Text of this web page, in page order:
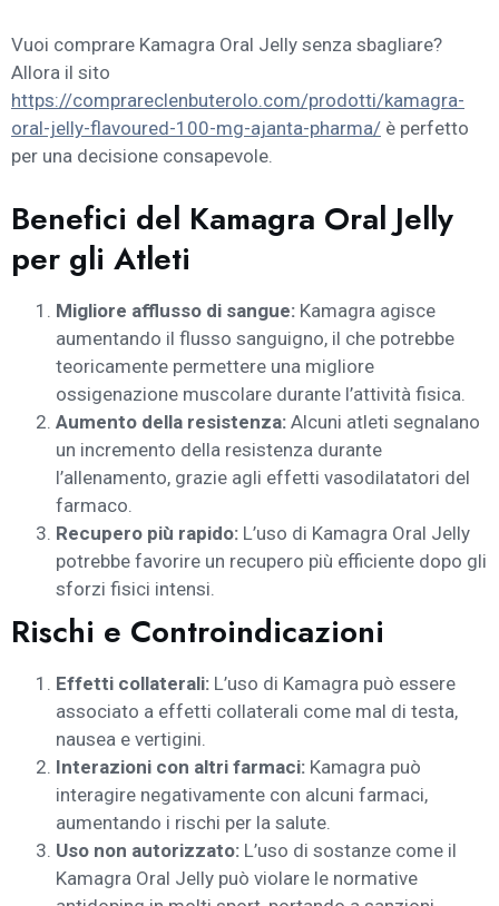
Vuoi comprare Kamagra Oral Jelly senza sbagliare?
Allora il sito
https://comprareclenbuterolo.com/prodotti/kamagra-
oral-jelly-flavoured-100-mg-ajanta-pharma/ è perfetto
per una decisione consapevole.
Benefici del Kamagra Oral Jelly
per gli Atleti
Migliore afflusso di sangue: Kamagra agisce
aumentando il flusso sanguigno, il che potrebbe
teoricamente permettere una migliore
ossigenazione muscolare durante l’attività fisica.
Aumento della resistenza: Alcuni atleti segnalano
un incremento della resistenza durante
l’allenamento, grazie agli effetti vasodilatatori del
farmaco.
Recupero più rapido: L’uso di Kamagra Oral Jelly
potrebbe favorire un recupero più efficiente dopo gli
sforzi fisici intensi.
Rischi e Controindicazioni
Effetti collaterali: L’uso di Kamagra può essere
associato a effetti collaterali come mal di testa,
nausea e vertigini.
Interazioni con altri farmaci: Kamagra può
interagire negativamente con alcuni farmaci,
aumentando i rischi per la salute.
Uso non autorizzato: L’uso di sostanze come il
Kamagra Oral Jelly può violare le normative